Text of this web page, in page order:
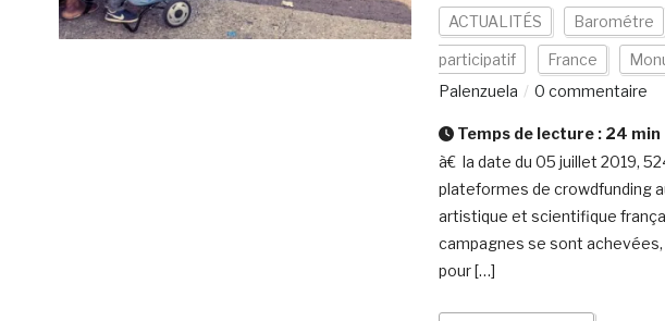
ACTUALITÉS Barométre
participatif France
Palenzuela
0 commentaire
Temps de lecture : 24 min
à€ la date du 05 juillet 2019,
plateformes de crowdfunding
artistique et scientifique
campagnes se sont
pour […]